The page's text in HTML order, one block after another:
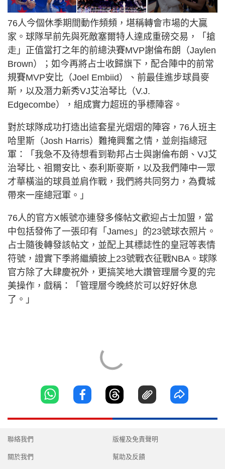
76人今個休季期間動作頻頻，堪稱轉會市場的大贏
家。球隊早前先與死敵塞爾特人達成重磅交易，「搶
走」正值當打之年的前總決賽MVP謝倫布朗（Jaylen
Brown）；如今再將占士收歸旗下，配合陣中的前常
規賽MVP安比（Joel Embiid）、前最佳進步球員麥
斯，以及潛力新秀VJ艾治琴比（V.J.
Edgecombe），組成實力超班的爭標陣容。
對於球隊成功打造出這套星光熠熠的陣容，76人班主
哈里斯（Josh Harris）難掩興奮之情，並劍指總冠
軍：「我急不及待想看到勒邦占士與謝倫布朗、VJ艾
治琴比、祖爾安比、泰利斯麥斯，以及我們陣中一眾
才華橫溢的球員並肩作戰，我們將共同努力，為費城
帶來一座總冠軍。」
76人的官方X帳號亦連發多條帖文歡迎占士加盟，當
中包括發佈了一張印有「James」的23號球衣照片。
占士隨後轉發該帖文，並配上其標誌性的皇冠等表情
符號，證實下季將繼續披上23號戰衣征戰NBA。球隊
官方除了大肆慶祝外，更搞笑地大讚管理層今夏的完
美操作，戲稱：「管理層今晚終於可以好好休息
了。」
聯絡我們
關於我們
版權及免責聲明
幫助及反饋